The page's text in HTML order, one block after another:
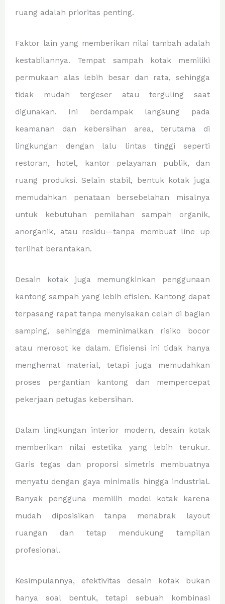
ruang adalah prioritas penting.
Faktor lain yang memberikan nilai tambah adalah
kestabilannya. Tempat sampah kotak memiliki
permukaan alas lebih besar dan rata, sehingga
tidak mudah tergeser atau terguling saat
digunakan. Ini berdampak langsung pada
keamanan dan kebersihan area, terutama di
lingkungan dengan lalu lintas tinggi seperti
restoran, hotel, kantor pelayanan publik, dan
ruang produksi. Selain stabil, bentuk kotak juga
memudahkan penataan bersebelahan misalnya
untuk kebutuhan pemilahan sampah organik,
anorganik, atau residu—tanpa membuat line up
terlihat berantakan.
Desain kotak juga memungkinkan penggunaan
kantong sampah yang lebih efisien. Kantong dapat
terpasang rapat tanpa menyisakan celah di bagian
samping, sehingga meminimalkan risiko bocor
atau merosot ke dalam. Efisiensi ini tidak hanya
menghemat material, tetapi juga memudahkan
proses pergantian kantong dan mempercepat
pekerjaan petugas kebersihan.
Dalam lingkungan interior modern, desain kotak
memberikan nilai estetika yang lebih terukur.
Garis tegas dan proporsi simetris membuatnya
menyatu dengan gaya minimalis hingga industrial.
Banyak pengguna memilih model kotak karena
mudah diposisikan tanpa menabrak layout
ruangan dan tetap mendukung tampilan
profesional.
Kesimpulannya, efektivitas desain kotak bukan
hanya soal bentuk, tetapi sebuah kombinasi